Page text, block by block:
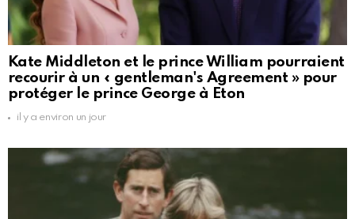
Kate Middleton et le prince William pourraient
recourir à un « gentleman's Agreement » pour
protéger le prince George à Eton
il y a environ un jour